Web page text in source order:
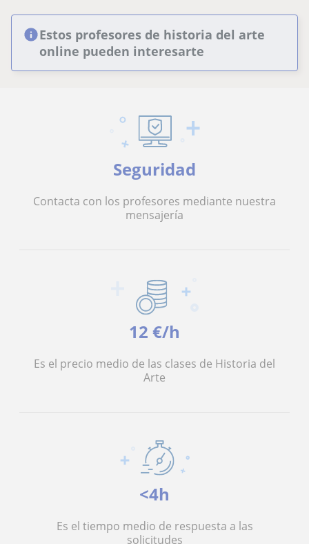
Estos profesores de historia del arte
online pueden interesarte
Seguridad
Contacta con los profesores mediante nuestra
mensajería
12 €/h
Es el precio medio de las clases de Historia del
Arte
<4h
Es el tiempo medio de respuesta a las
solicitudes